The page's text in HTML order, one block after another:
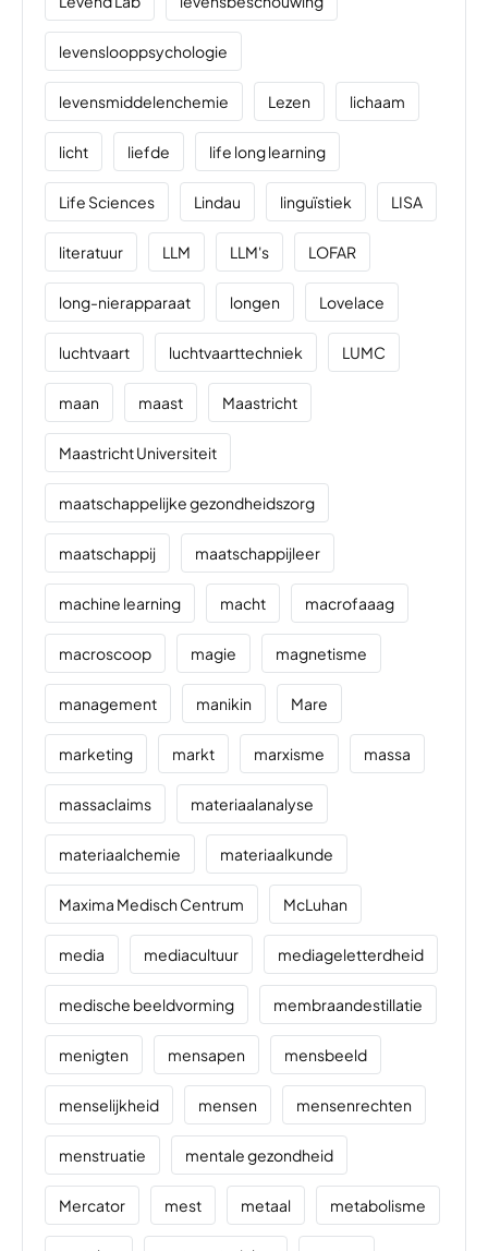
levenslooppsychologie
levensmiddelenchemie Lezen lichaam
licht liefde life long learning
Life Sciences Lindau linguïstiek LISA
literatuur LLM LLM's LOFAR
long-nierapparaat longen Lovelace
luchtvaart luchtvaarttechniek LUMC
maan maast Maastricht
Maastricht Universiteit
maatschappelijke gezondheidszorg
maatschappij maatschappijleer
machine learning macht macrofaaag
macroscoop magie magnetisme
management manikin Mare
marketing markt marxisme massa
massaclaims materiaalanalyse
materiaalchemie materiaalkunde
Maxima Medisch Centrum McLuhan
media mediacultuur mediageletterdheid
medische beeldvorming membraandestillatie
menigten mensapen mensbeeld
menselijkheid mensen mensenrechten
menstruatie mentale gezondheid
Mercator mest metaal metabolisme